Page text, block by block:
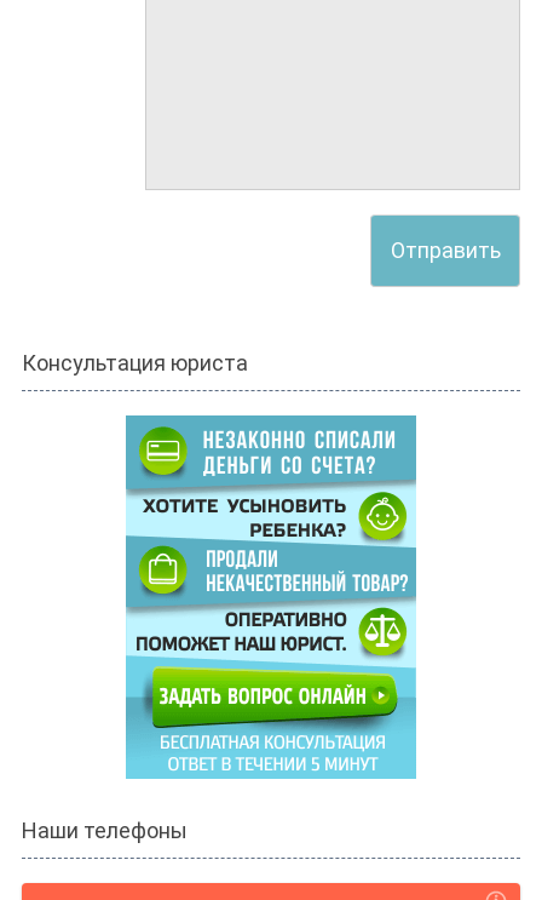
Консультация юриста
Наши телефоны